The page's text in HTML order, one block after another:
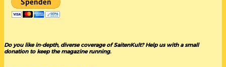
Do you like in-depth, diverse coverage of SaitenKult? Help us with a small
donation to keep the magazine running.